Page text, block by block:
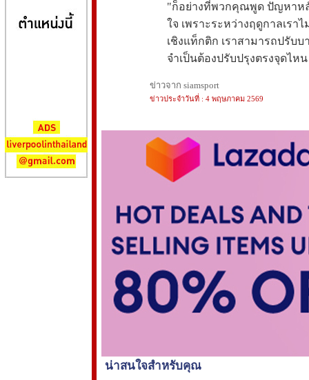
"ก็อย่างที่พวกคุณพูด ปัญหาห
ใจ เพราะระหว่างฤดูกาลเร
เชิงแท็กติก เราสามารถปรับ
จำเป็นต้องปรับปรุงตรงจุดไ
ข่าวจาก siamsport
ข่าวประจำวันที่ : 4 พฤษภาคม 2569